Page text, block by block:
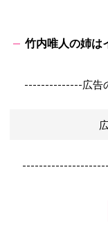
竹内唯人の姉は
--------------広告